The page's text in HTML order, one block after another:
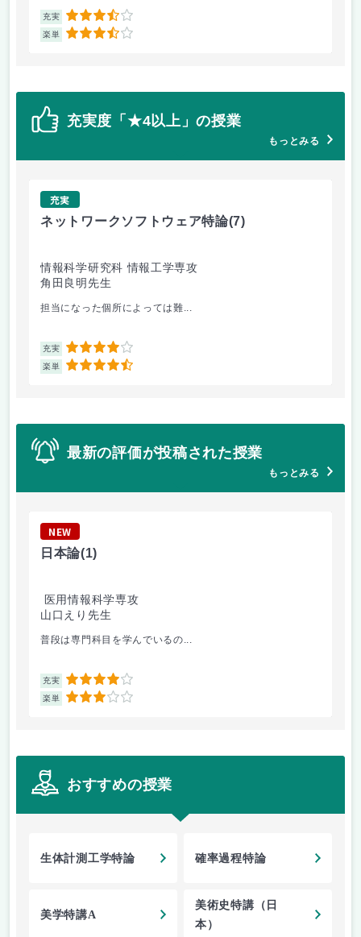
充実 3.5
楽単 3.5
充実度「★4以上」の授業
もっとみる
充実
ネットワークソフトウェア特論(7)
情報科学研究科 情報工学専攻
角田良明先生
担当になった個所によっては難...
充実 4
楽単 4.5
最新の評価が投稿された授業
もっとみる
NEW
日本論(1)
医用情報科学専攻
山口えり先生
普段は専門科目を学んでいるの...
充実 4
楽単 3
おすすめの授業
生体計測工学特論 確率過程特論
美学特講A
美術史特講（日
本）